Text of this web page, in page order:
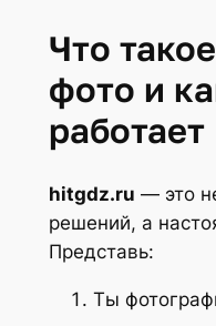
Что
фото и
работает
hitgdz.ru — это
решений, а
Представь:
Ты